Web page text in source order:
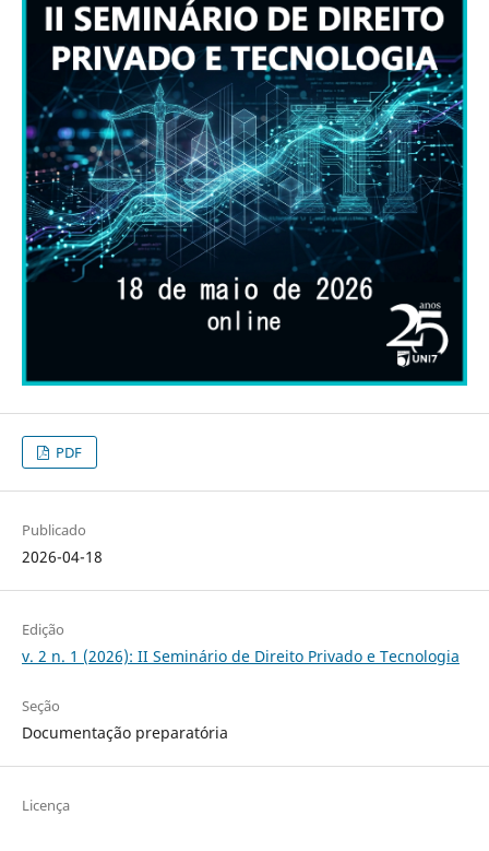
PDF
Publicado
2026-04-18
Edição
v. 2 n. 1 (2026): II Seminário de Direito Privado e Tecnologia
Seção
Documentação preparatória
Licença